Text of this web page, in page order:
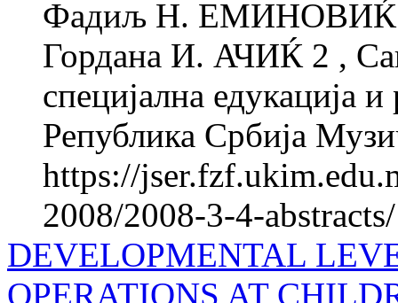
Фадиљ Н. ЕМИНОВИЌ
Гордана И. АЧИЌ 2 ,
специјална едукација
Република Србија
https://
2008/2008-3-4-
DEVELOPMENTAL
OPERATIONS AT